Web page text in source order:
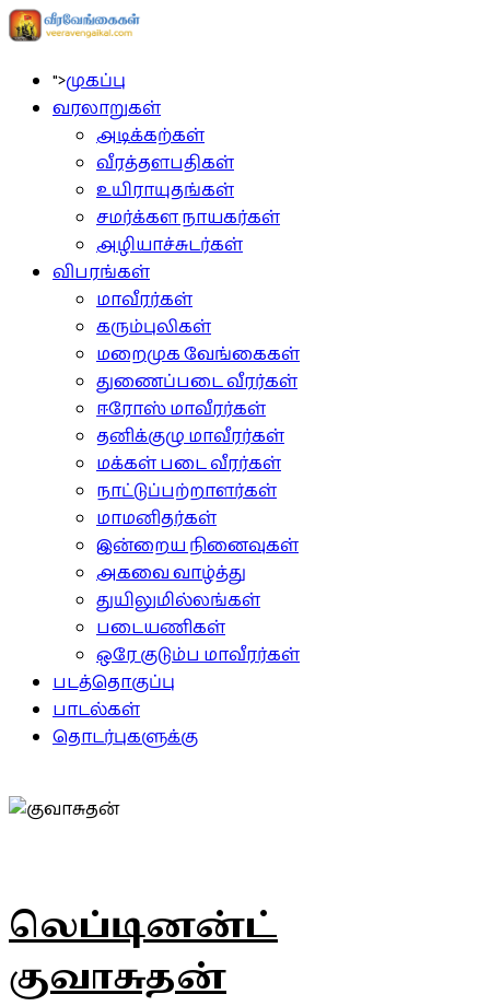
">முகப்பு
வரலாறுகள்
அடிக்கற்கள்
வீரத்தளபதிகள்
உயிராயுதங்கள்
சமர்க்கள நாயகர்கள்
அழியாச்சுடர்கள்
விபரங்கள்
மாவீரர்கள்
கரும்புலிகள்
மறைமுக வேங்கைகள்
துணைப்படை வீரர்கள்
ஈரோஸ் மாவீரர்கள்
தனிக்குழு மாவீரர்கள்
மக்கள் படை வீரர்கள்
நாட்டுப்பற்றாளர்கள்
மாமனிதர்கள்
இன்றைய நினைவுகள்
அகவை வாழ்த்து
துயிலுமில்லங்கள்
படையணிகள்
ஒரே குடும்ப மாவீரர்கள்
படத்தொகுப்பு
பாடல்கள்
தொடர்புகளுக்கு
லெப்டினன்ட்
குவாசுதன்